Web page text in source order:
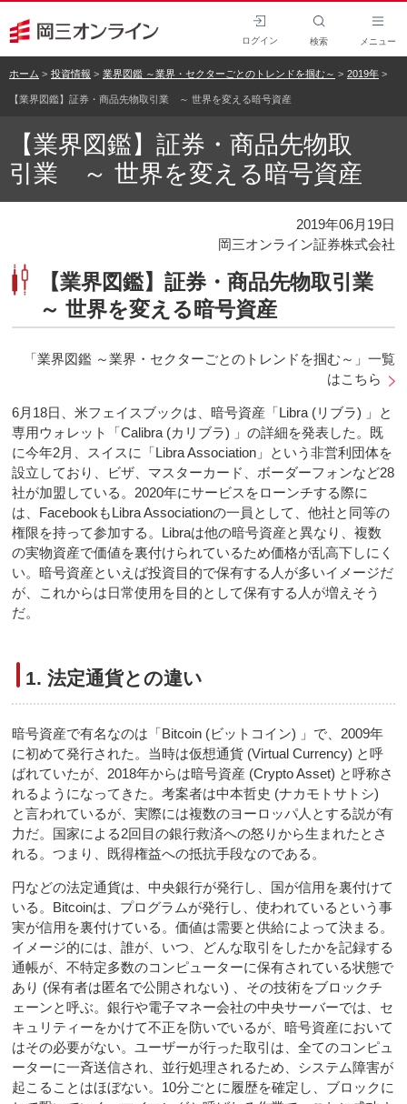
ログイン 検索 メニュー
ホーム 投資情報 業界図鑑 ～業界・セクターごとのトレンドを掴む～ 2019年
【業界図鑑】証券・商品先物取引業 ～ 世界を変える暗号資産
【業界図鑑】証券・商品先物取
引業 ～ 世界を変える暗号資産
2019年06月19日
岡三オンライン証券株式会社
【業界図鑑】証券・商品先物取引業
～ 世界を変える暗号資産
「業界図鑑 ～業界・セクターごとのトレンドを掴む～」一覧
はこちら
6月18日、米フェイスブックは、暗号資産「Libra (リブラ) 」と
専用ウォレット「Calibra (カリブラ) 」の詳細を発表した。既
に今年2月、スイスに「Libra Association」という非営利団体を
設立しており、ビザ、マスターカード、ボーダーフォンなど28
社が加盟している。2020年にサービスをローンチする際に
は、FacebookもLibra Associationの一員として、他社と同等の
権限を持って参加する。Libraは他の暗号資産と異なり、複数
の実物資産で価値を裏付けられているため価格が乱高下しにく
い。暗号資産といえば投資目的で保有する人が多いイメージだ
が、これからは日常使用を目的として保有する人が増えそう
だ。
1. 法定通貨との違い
暗号資産で有名なのは「Bitcoin (ビットコイン) 」で、2009年
に初めて発行された。当時は仮想通貨 (Virtual Currency) と呼
ばれていたが、2018年からは暗号資産 (Crypto Asset) と呼称さ
れるようになってきた。考案者は中本哲史 (ナカモトサトシ)
と言われているが、実際には複数のヨーロッパ人とする説が有
力だ。国家による2回目の銀行救済への怒りから生まれたとさ
れる。つまり、既得権益への抵抗手段なのである。
円などの法定通貨は、中央銀行が発行し、国が信用を裏付けて
いる。Bitcoinは、プログラムが発行し、使われているという事
実が信用を裏付けている。価値は需要と供給によって決まる。
イメージ的には、誰が、いつ、どんな取引をしたかを記録する
通帳が、不特定多数のコンピューターに保有されている状態で
あり (保有者は匿名で公開されない) 、その技術をブロックチ
ェーンと呼ぶ。銀行や電子マネー会社の中央サーバーでは、セ
キュリティーをかけて不正を防いでいるが、暗号資産において
はその必要がない。ユーザーが行った取引は、全てのコンピュ
ーターに一斉送信され、並行処理されるため、システム障害が
起こることはほぼない。10分ごとに履歴を確定し、ブロックに